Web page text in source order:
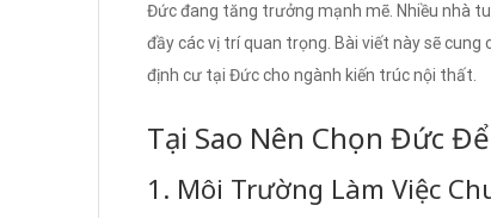
Đức đang tăng trưởng mạnh mẽ. Nhiều nhà
đầy các vị trí quan trọng. Bài viết này sẽ
định cư tại Đức cho ngành kiến trúc nội thất.
Tại Sao Nên Chọn Đức
1. Môi Trường Làm Việc